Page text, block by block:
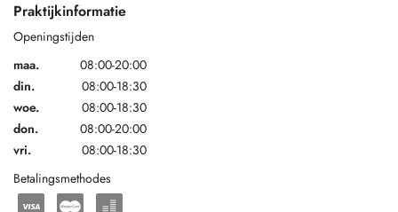
Praktijkinformatie
Openingstijden
maa.
08:00-20:00
din.
08:00-18:30
woe.
08:00-18:30
don.
08:00-20:00
vri.
08:00-18:30
Betalingsmethodes